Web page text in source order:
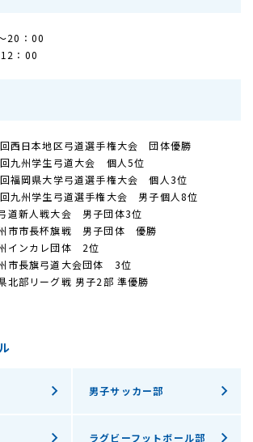
20：00
：00
西日本地区弓道選手権大会 団体優勝
九州学生弓道大会 個人5位
福岡県大学弓道選手権大会 個人3位
九州学生弓道選手権大会 男子個人8位
道新人戦大会 男子団体3位
市市長杯旗戦 男子団体 優勝
インカレ団体 2位
市長旗弓道大会団体 3位
北部リーグ戦 男子2部 準優勝
男子サッカー部
ラグビーフットボール部